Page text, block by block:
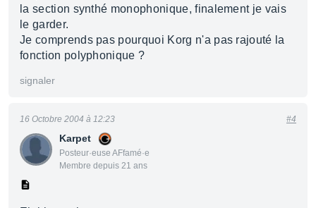
la section synthé monophonique, finalement je vais
le garder.
Je comprends pas pourquoi Korg n'a pas rajouté la
fonction polyphonique ?
signaler
Karpet
Posteur·euse AFfamé·e
Membre depuis 21 ans
16 Octobre 2004 à 12:23 #4